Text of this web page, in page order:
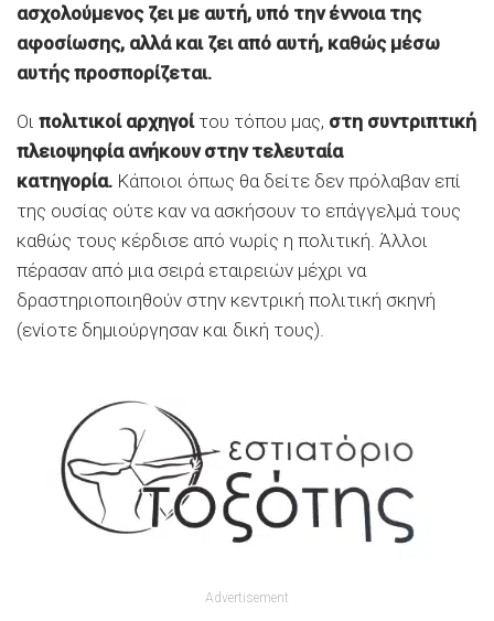
ασχολούμενος ζει με αυτή, υπό την έννοια της
αφοσίωσης, αλλά και ζει από αυτή, καθώς μέσω
αυτής προσπορίζεται.
Οι πολιτικοί αρχηγοίτου τόπου μας, στη συντριπτική
πλειοψηφία ανήκουν στην τελευταία
κατηγορία. Κάποιοι όπως θα δείτε δεν πρόλαβαν επί
της ουσίας ούτε καν να ασκήσουν το επάγγελμά τους
καθώς τους κέρδισε από νωρίς η πολιτική. Άλλοι
πέρασαν από μια σειρά εταιρειών μέχρι να
δραστηριοποιηθούν στην κεντρική πολιτική σκηνή
(ενίοτε δημιούργησαν και δική τους).
Advertisement